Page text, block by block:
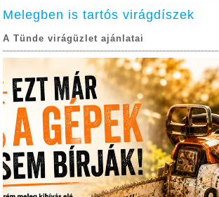
Melegben is tartós virágdíszek
A Tünde virágüzlet ajánlatai